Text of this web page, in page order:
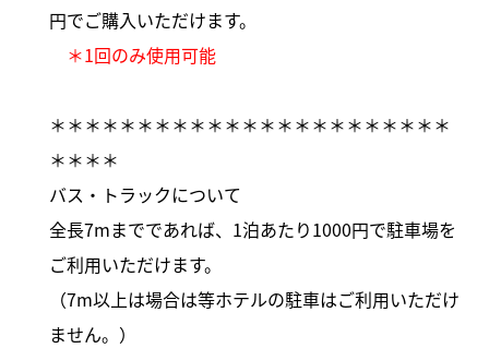
円でご購入いただけます。
＊1回のみ使用可能
＊＊＊＊＊＊＊＊＊＊＊＊＊＊＊＊＊＊＊＊＊＊＊
＊＊＊＊
バス・トラックについて
全長7mまでであれば、1泊あたり1000円で駐車場を
ご利用いただけます。
（7m以上は場合は等ホテルの駐車はご利用いただけ
ません。）